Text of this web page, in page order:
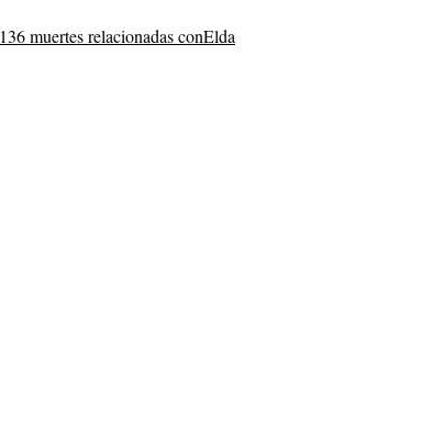
136 muertes relacionadas conElda